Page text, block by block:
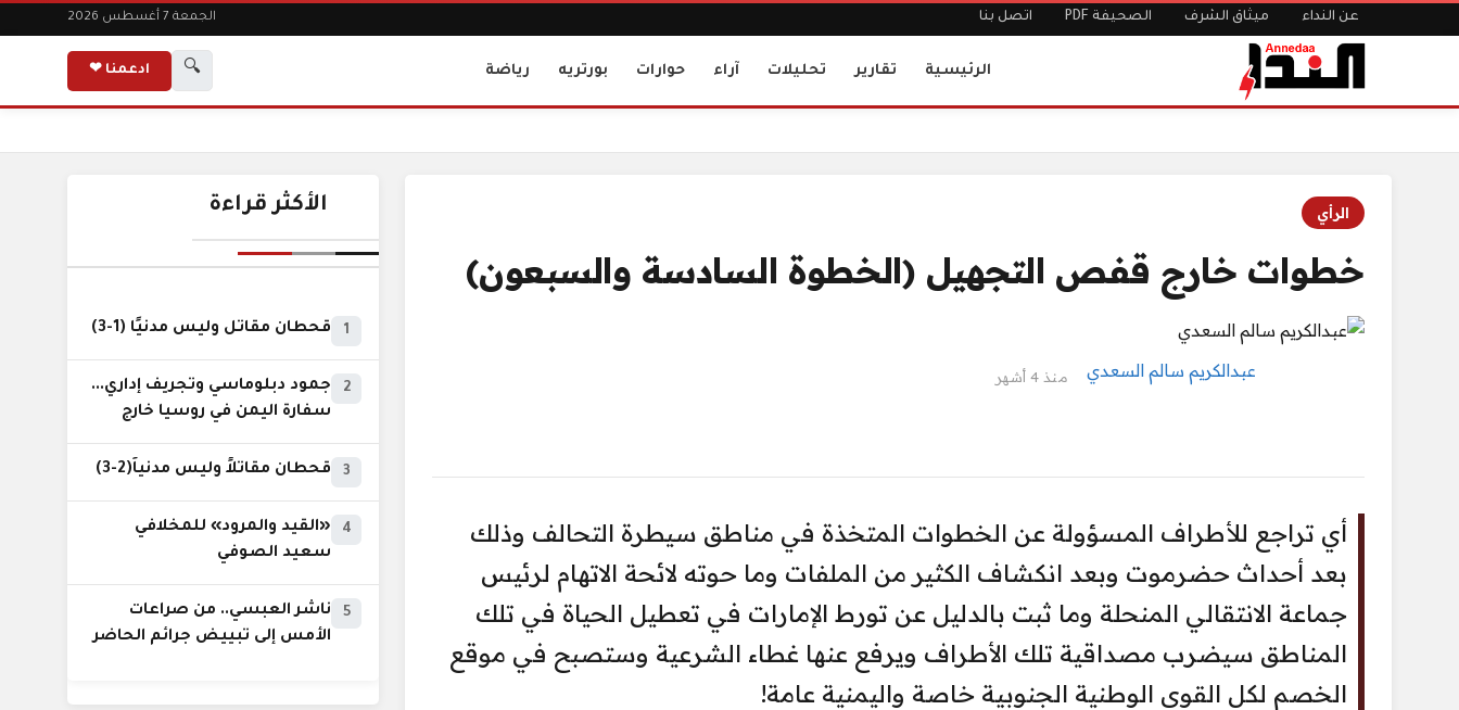
عن النداء ميثاق الشرف الصحيفة PDF اتصل بنا الجمعة 7 أغسطس 2026
الرئيسية تقارير تحليلات آراء حوارات بورتريه رياضة 🔍 ادعمنا ❤
الرأي
خطوات خارج قفص التجهيل (الخطوة السادسة والسبعون)
عبدالكريم سالم السعدي منذ 4 أشهر
أي تراجع للأطراف المسؤولة عن الخطوات المتخذة في مناطق سيطرة التحالف وذلك
بعد أحداث حضرموت وبعد انكشاف الكثير من الملفات وما حوته لائحة الاتهام لرئيس
جماعة الانتقالي المنحلة وما ثبت بالدليل عن تورط الإمارات في تعطيل الحياة في تلك
المناطق سيضرب مصداقية تلك الأطراف ويرفع عنها غطاء الشرعية وستصبح في موقع
الخصم لكل القوى الوطنية الجنوبية خاصة واليمنية عامة!
الأكثر قراءة
1 قحطان مقاتل وليس مدنيًا (1-3)
2
جمود دبلوماسي وتجريف إداري...
سفارة اليمن في روسيا خارج
3 قحطان مقاتلاً وليس مدنياً(2-3)
4
«القيد والمرود» للمخلافي
سعيد الصوفي
5
ناشر العبسي.. من صراعات
الأمس إلى تبييض جرائم الحاضر